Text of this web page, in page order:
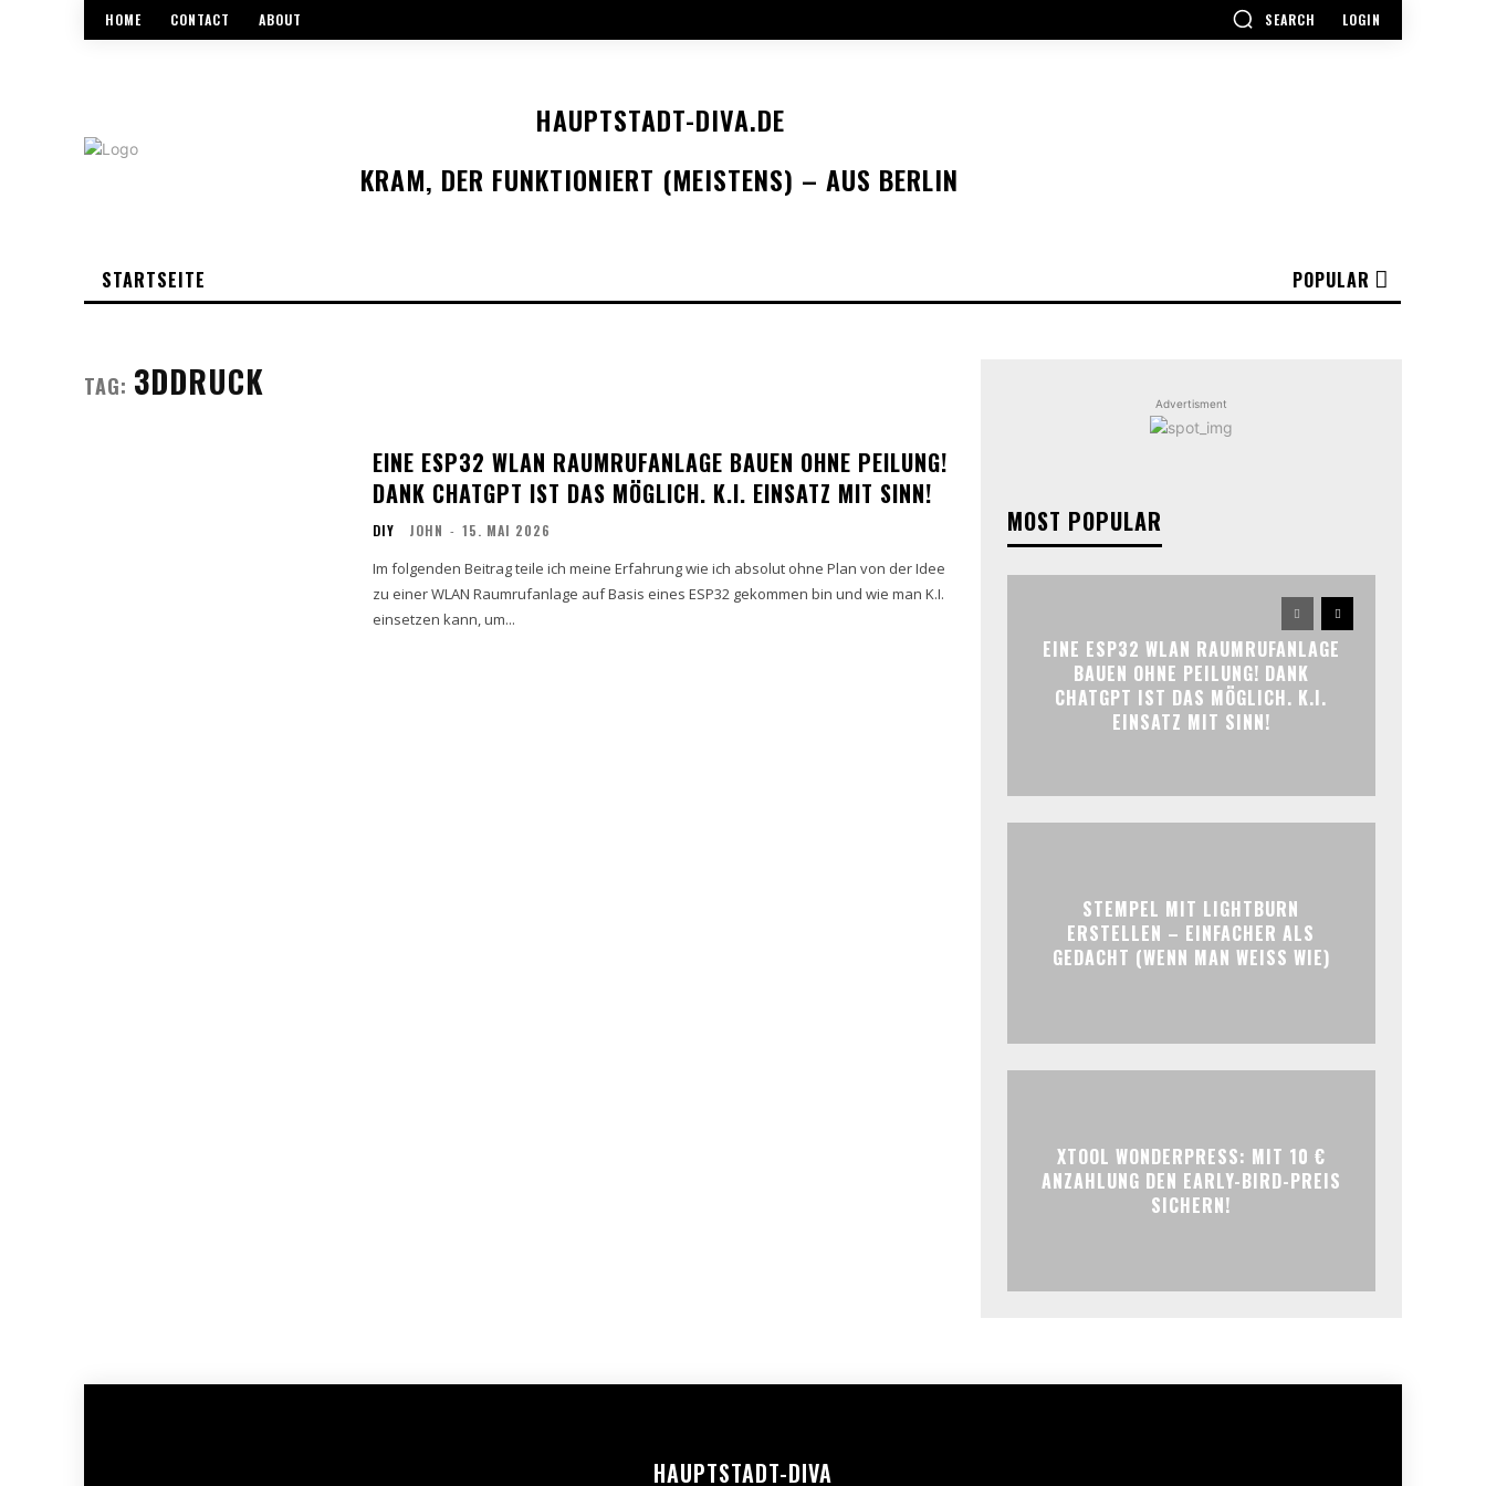
HOME CONTACT ABOUT SEARCH LOGIN
HAUPTSTADT-DIVA.DE
KRAM, DER FUNKTIONIERT (MEISTENS) – AUS BERLIN
POPULAR
STARTSEITE
TAG: 3DDRUCK
EINE ESP32 WLAN RAUMRUFANLAGE BAUEN OHNE PEILUNG!
DANK CHATGPT IST DAS MÖGLICH. K.I. EINSATZ MIT SINN!
DIY JOHN - 15. MAI 2026
Im folgenden Beitrag teile ich meine Erfahrung wie ich absolut ohne Plan von der Idee
zu einer WLAN Raumrufanlage auf Basis eines ESP32 gekommen bin und wie man K.I.
einsetzen kann, um...
Advertisment
MOST POPULAR
EINE ESP32 WLAN RAUMRUFANLAGE
BAUEN OHNE PEILUNG! DANK
CHATGPT IST DAS MÖGLICH. K.I.
EINSATZ MIT SINN!
STEMPEL MIT LIGHTBURN
ERSTELLEN – EINFACHER ALS
GEDACHT (WENN MAN WEISS WIE)
XTOOL WONDERPRESS: MIT 10 €
ANZAHLUNG DEN EARLY-BIRD-PREIS
SICHERN!
HAUPTSTADT-DIVA